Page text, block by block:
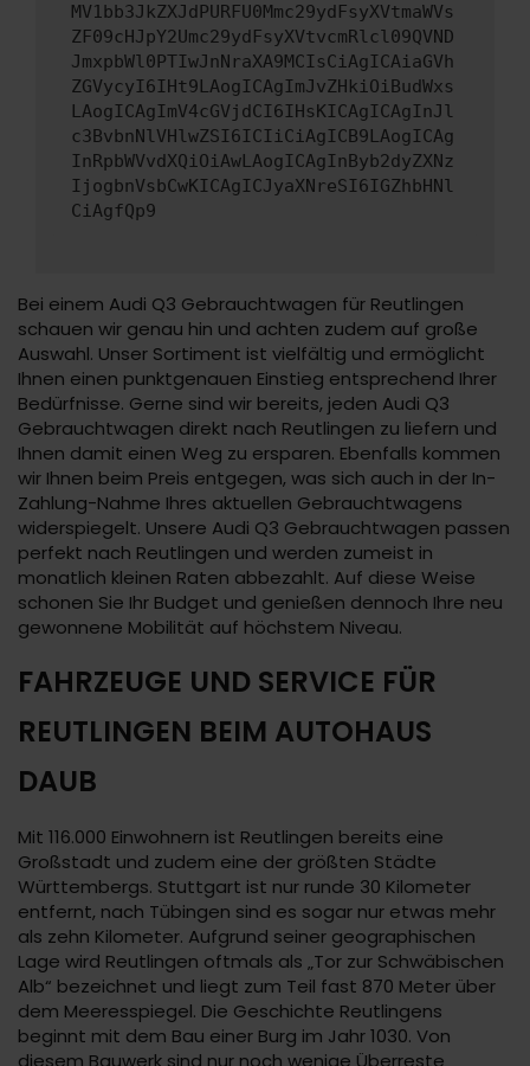
MV1bb3JkZXJdPURFU0Mmc29ydFsyXVtmaWVs
ZF09cHJpY2Umc29ydFsyXVtvcmRlcl09QVND
JmxpbWl0PTIwJnNraXA9MCIsCiAgICAiaGVh
ZGVycyI6IHt9LAogICAgImJvZHkiOiBudWxs
LAogICAgImV4cGVjdCI6IHsKICAgICAgInJl
c3BvbnNlVHlwZSI6ICIiCiAgICB9LAogICAg
InRpbWVvdXQiOiAwLAogICAgInByb2dyZXNz
IjogbnVsbCwKICAgICJyaXNreSI6IGZhbHNl
CiAgfQp9
Bei einem Audi Q3 Gebrauchtwagen für Reutlingen
schauen wir genau hin und achten zudem auf große
Auswahl. Unser Sortiment ist vielfältig und ermöglicht
Ihnen einen punktgenauen Einstieg entsprechend Ihrer
Bedürfnisse. Gerne sind wir bereits, jeden Audi Q3
Gebrauchtwagen direkt nach Reutlingen zu liefern und
Ihnen damit einen Weg zu ersparen. Ebenfalls kommen
wir Ihnen beim Preis entgegen, was sich auch in der In-
Zahlung-Nahme Ihres aktuellen Gebrauchtwagens
widerspiegelt. Unsere Audi Q3 Gebrauchtwagen passen
perfekt nach Reutlingen und werden zumeist in
monatlich kleinen Raten abbezahlt. Auf diese Weise
schonen Sie Ihr Budget und genießen dennoch Ihre neu
gewonnene Mobilität auf höchstem Niveau.
FAHRZEUGE UND SERVICE FÜR
REUTLINGEN BEIM AUTOHAUS
DAUB
Mit 116.000 Einwohnern ist Reutlingen bereits eine
Großstadt und zudem eine der größten Städte
Württembergs. Stuttgart ist nur runde 30 Kilometer
entfernt, nach Tübingen sind es sogar nur etwas mehr
als zehn Kilometer. Aufgrund seiner geographischen
Lage wird Reutlingen oftmals als „Tor zur Schwäbischen
Alb“ bezeichnet und liegt zum Teil fast 870 Meter über
dem Meeresspiegel. Die Geschichte Reutlingens
beginnt mit dem Bau einer Burg im Jahr 1030. Von
diesem Bauwerk sind nur noch wenige Überreste